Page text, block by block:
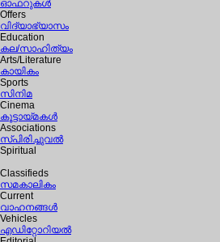
ഓഫറുകള്‍
Offers
വിദ്യാഭ്യാസം
Education
കല/സാഹിത്യം
Arts/Literature
കായികം
Sports
സിനിമ
Cinema
കൂട്ടായ്മകള്‍
Associations
സ്പിരിച്ചുവല്‍
Spiritual
Classifieds
സമകാലികം
Current
വാഹനങ്ങള്‍
Vehicles
എഡിറ്റോറിയല്‍